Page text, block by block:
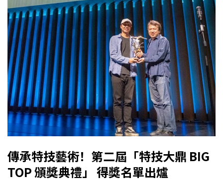
傳承特技藝術！第二屆「特技大鼎 BIG
TOP 頒獎典禮」 得獎名單出爐